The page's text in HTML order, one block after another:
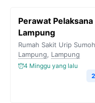
Perawat
Lampung
Rumah Sakit Urip
Lampung, Lampung
4 Minggu yang lalu